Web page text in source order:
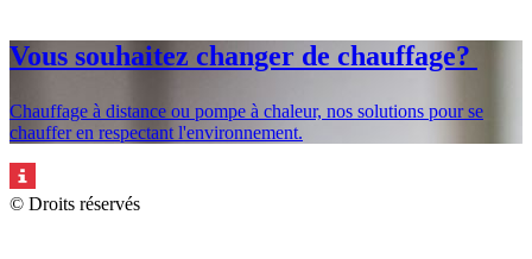
Vous souhaitez changer de chauffage?
Chauffage à distance ou pompe à chaleur, nos solutions pour se
chauffer en respectant l'environnement.
© Droits réservés